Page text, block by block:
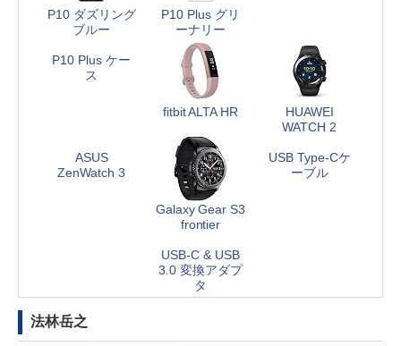
P10 ダズリング
ブルー
P10 Plus グリ
ーナリー
P10 Plus ケー
ス
fitbit ALTA HR
HUAWEI
WATCH 2
ASUS
ZenWatch 3
Galaxy Gear S3
frontier
USB Type-Cケ
ーブル
USB-C & USB
3.0 変換アダプ
タ
法林岳之